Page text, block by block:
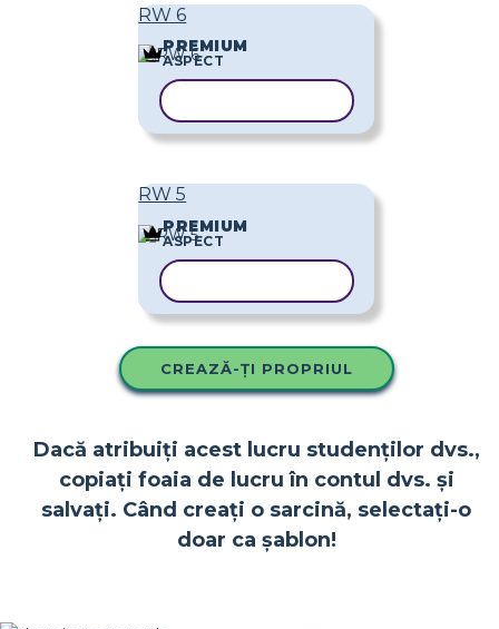
RW 6
PREMIUM
ASPECT
RW 5
PREMIUM
ASPECT
CREAZĂ-ȚI PROPRIUL
Dacă atribuiți acest lucru studenților dvs.,
copiați foaia de lucru în contul dvs. și
salvați. Când creați o sarcină, selectați-o
doar ca șablon!